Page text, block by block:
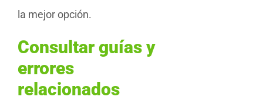
la mejor opción.
Consultar guías y
errores
relacionados